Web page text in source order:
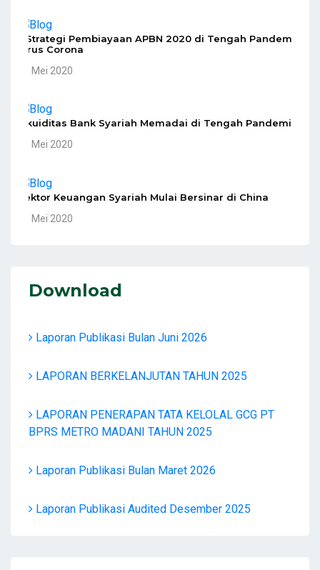
5 Strategi Pembiayaan APBN 2020 di Tengah Pandemi
Virus Corona
10 Mei 2020
Likuiditas Bank Syariah Memadai di Tengah Pandemi
10 Mei 2020
Sektor Keuangan Syariah Mulai Bersinar di China
10 Mei 2020
Download
Laporan Publikasi Bulan Juni 2026
LAPORAN BERKELANJUTAN TAHUN 2025
LAPORAN PENERAPAN TATA KELOLAL GCG PT
BPRS METRO MADANI TAHUN 2025
Laporan Publikasi Bulan Maret 2026
Laporan Publikasi Audited Desember 2025